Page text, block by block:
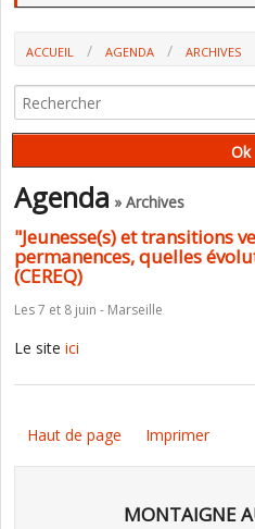
ACCUEIL AGENDA
ARCHIVES
PERMANENCES, QUELLES ÉVOLUTIONS
Agenda » Archives
"Jeunesse(s) et transitions
permanences, quelles
(CEREQ)
Les 7 et 8 juin - Marseille
Le site ici
Haut de page Imprimer
MONTAIGNE